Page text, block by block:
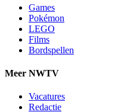
Games
Pokémon
LEGO
Films
Bordspellen
Meer NWTV
Vacatures
Redactie